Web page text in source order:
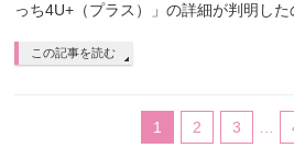
っち4U+（プラス）」の詳細が判明し
この記事を読む
1 2 3